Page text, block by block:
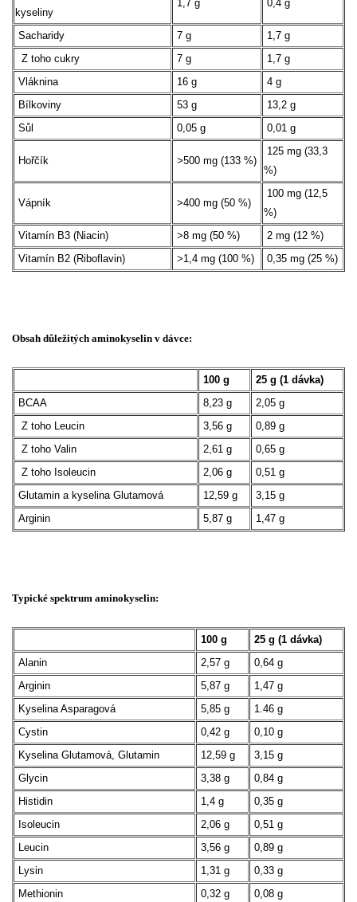
kyseliny
1,7 g 0,4 g
Sacharidy 7 g
1,7 g
Z toho cukry
7 g
1,7 g
Vláknina
16 g
4 g
Bílkoviny
53 g
13,2 g
Sůl
0,05 g 0,01 g
Hořčík >500 mg (133 %)
125 mg (33,3
%)
Vápník >400 mg (50 %)
100 mg (12,5
%)
Vitamín B3 (Niacin)
>8 mg (50 %)
2 mg (12 %)
Vitamín B2 (Riboflavin)
>1,4 mg (100 %) 0,35 mg (25 %)
Obsah důležitých aminokyselin v dávce:
100 g
25 g (1 dávka)
BCAA
8,23 g
2,05 g
Z toho Leucin
3,56 g
0,89 g
Z toho Valin
2,61 g
0,65 g
Z toho Isoleucin
2,06 g
0,51 g
Glutamin a kyselina Glutamová
12,59 g
3,15 g
Arginin
5,87 g 1,47 g
Typické spektrum aminokyselin:
100 g
25 g (1 dávka)
Alanin
2,57 g
0,64 g
Arginin
5,87 g
1,47 g
Kyselina Asparagová
5,85 g
1.46 g
Cystin
0,42 g
0,10 g
Kyselina Glutamová, Glutamin
12,59 g
3,15 g
Glycin
3,38 g
0,84 g
Histidin
1,4 g
0,35 g
Isoleucin
2,06 g
0,51 g
Leucin
3,56 g
0,89 g
Lysin
1,31 g
0,33 g
Methionin
0,32 g
0,08 g